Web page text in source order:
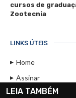
cursos de
Zootecnia
LINKS ÚTEIS
Home
Assinar
Contato
LEIA TAMBÉM